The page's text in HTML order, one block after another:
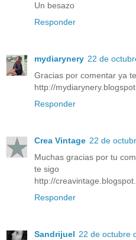
Un besazo
Responder
mydiarynery 22 de
Gracias por comentar ya
http://
Responder
Crea Vintage 22 de
Muchas gracias por tu
te sigo
http://
Responder
Sandrijuel 22 de octubre